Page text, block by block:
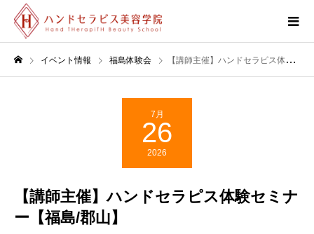
イベント情報 福島体験会 【講師主催】ハンドセラピス体験セミナー【福島/郡山】
7月
26
2026
【講師主催】ハンドセラピス体験セミナ
ー【福島/郡山】